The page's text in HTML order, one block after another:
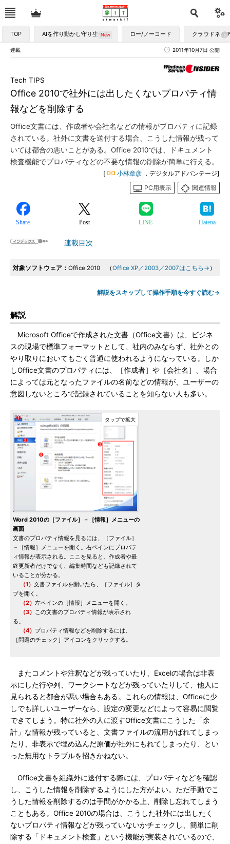
TOP AIを作り動かし守り生かす ロー/ノーコード クラウドネイ
連載 2011年10月7日 公開
Office 2010で社外には出したくないプロパティ情
報などを削除する
Tech TIPS
Office文書には、作成者や会社名などの情報がプロパティに記録
されている。社外に文書を送付する場合、こうした情報が残って
いては都合の悪いことがある。Office 2010では、ドキュメント
検査機能でプロパティなどの不要な情報の削除が簡単に行える。
[ 小林章彦 ，デジタルアドバンテージ]
PC用表示
関連情報
Share Post LINE Hatena
連載目次
対象ソフトウェア： Office 2010 （Office XP／2003／2007はこちら→ ）
解説をスキップして操作手順を今すぐ読む→
解説
Microsoft Officeで作成された文書（Office文書）は、ビジネ
スの現場で標準フォーマットとして、社内のみならず、社外との
やり取りにおいてもごく普通に使われるようになっている。しか
しOffice文書のプロパティには、［作成者］や［会社名］、場合
によっては元となったファイルの名前などの情報が、ユーザーの
意図しないところで記録されていることを知らない人も多い。
Word 2010の［ファイル］－［情報］メニューの
画面
文書のプロパティ情報を見るには、［ファイル］
－［情報］メニューを開く。右ペインにプロパテ
ィ情報が表示される。ここを見ると、作成者や最
終更新者だけでなく、編集時間なども記録されて
いることが分かる。
（1） 文書ファイルを開いたら、［ファイル］タ
ブを開く。
（2） 左ペインの［情報］メニューを開く。
（3） この文書のプロパティ情報が表示され
る。
（4） プロパティ情報などを削除するには、
［問題のチェック］アイコンをクリックする。
またコメントや注釈などが残っていたり、Excelの場合は非表
示にした行や列、ワークシートなどが残っていたりして、他人に
見られると都合が悪い場合もある。これらの情報は、Officeに少
しでも詳しいユーザーなら、設定の変更などによって容易に閲覧
できてしまう。特に社外の人に渡すOffice文書にこうした「余
計」な情報が残っていると、文書ファイルの流用がばれてしまっ
たり、非表示で埋め込んだ原価が社外にもれてしまったり、とい
った無用なトラブルを招きかねない。
Office文書を組織外に送付する際には、プロパティなどを確認
し、こうした情報を削除するようにした方がよい。ただ手動でこ
うした情報を削除するのは手間がかかる上、削除し忘れてしまう
こともある。Office 2010の場合は、こうした社外には出したく
ないプロパティ情報などが残っていないかチェックし、簡単に削
除する「ドキュメント検査」という機能が実装されているので、